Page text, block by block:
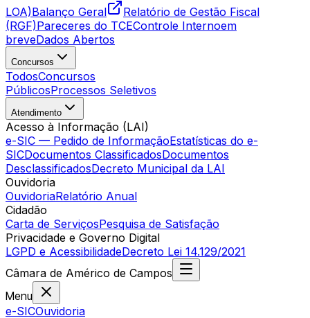
LOA)Balanço Geral
Relatório de Gestão Fiscal
(RGF)Pareceres do TCEControle Internoem
breveDados Abertos
Concursos
TodosConcursos
PúblicosProcessos Seletivos
Atendimento
Acesso à Informação (LAI)
e-SIC — Pedido de InformaçãoEstatísticas do e-
SICDocumentos ClassificadosDocumentos
DesclassificadosDecreto Municipal da LAI
Ouvidoria
OuvidoriaRelatório Anual
Cidadão
Carta de ServiçosPesquisa de Satisfação
Privacidade e Governo Digital
LGPD e AcessibilidadeDecreto Lei 14.129/2021
Câmara de Américo de Campos
Menu
e-SICOuvidoria